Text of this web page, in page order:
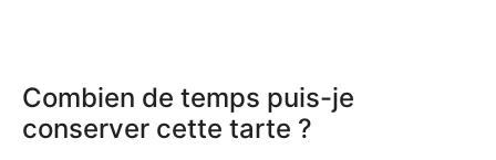
Combien de temps puis-je
conserver cette tarte ?